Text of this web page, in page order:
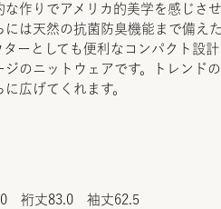
作りでアメリカ的美学を感じさ
は天然の抗菌防臭機能まで備え
ーとしても便利なコンパクト設
のニットウェアです。トレンド
広げてくれます。
裄丈83.0 袖丈62.5